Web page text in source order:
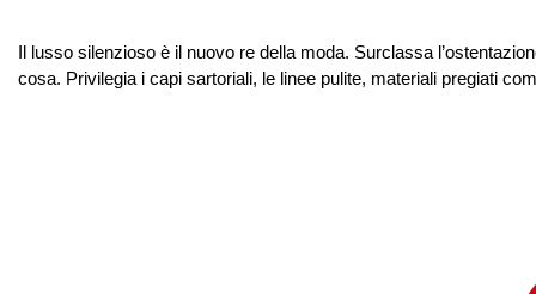
Il lusso silenzioso è il nuovo re della moda. Surclassa
cosa. Privilegia i capi sartoriali, le linee pulite, materiali pregiati